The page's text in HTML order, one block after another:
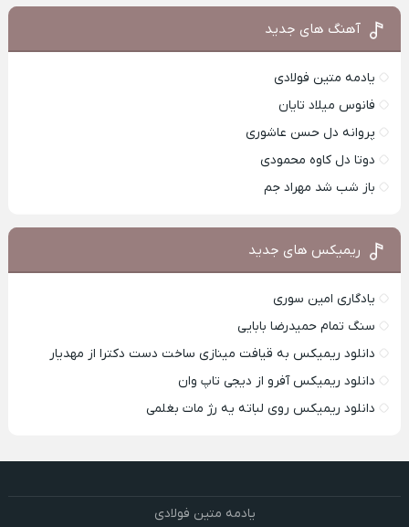
آهنگ های جدید
یادمه متین فولادی
فانوس میلاد تایان
پروانه دل حسن عاشوری
دوتا دل کاوه محمودی
باز شب شد مهراد جم
ریمیکس های جدید
یادگاری امین سوری
سنگ تمام حمیدرضا بابایی
دانلود ریمیکس به قیافت مینازی ساخت دست دکترا از مهدیار
دانلود ریمیکس آفرو از ديجی تاپ وان
دانلود ریمیکس روی لباته یه رژ مات بغلمی
یادمه متین فولادی